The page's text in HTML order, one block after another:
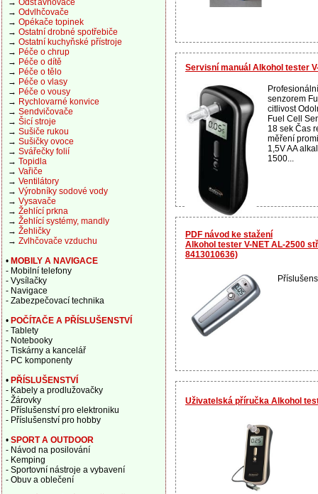
Servisní manuál Alkohol tester
senzorem
citlivost
Fuel Cell
18 sek Čas
měření
1,5V AA
1500...
PDF návod ke stažení
Alkohol tester V-NET AL-2500
8413010636)
Uživatelská příručka Alkohol
→ Odšťavňovače
→ Odvlhčovače
→ Opékače topinek
→ Ostatní drobné spotřebiče
→ Ostatní kuchyňské přístroje
→ Péče o chrup
→ Péče o dítě
→ Péče o tělo
→ Péče o vlasy
→ Péče o vousy
→ Rychlovarné konvice
→ Sendvičovače
→ Šicí stroje
→ Sušiče rukou
→ Sušičky ovoce
→ Svářečky folií
→ Topidla
→ Vařiče
→ Ventilátory
→ Výrobníky sodové vody
→ Vysavače
→ Žehlící prkna
→ Žehlící systémy, mandly
→ Žehličky
→ Zvlhčovače vzduchu
• MOBILY A NAVIGACE
- Mobilní telefony
- Vysílačky
- Navigace
- Zabezpečovací technika
• POČÍTAČE A PŘÍSLUŠENSTVÍ
- Tablety
- Notebooky
- Tiskárny a kancelář
- PC komponenty
• PŘÍSLUŠENSTVÍ
- Kabely a prodlužovačky
- Žárovky
- Příslušenství pro elektroniku
- Příslušenství pro hobby
• SPORT A OUTDOOR
- Návod na posilování
- Kemping
- Sportovní nástroje a vybavení
- Obuv a oblečení